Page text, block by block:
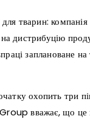
тварин:
дистрибуцію
заплановане
охопить три
вважає, що це